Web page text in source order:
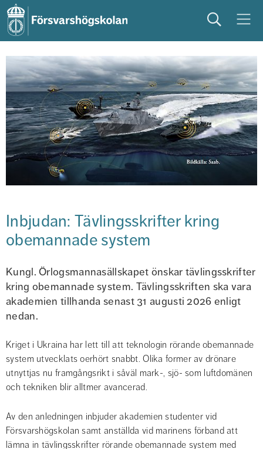
Sök Meny
studera på campus studentliv
Inbjudan: Tävlingsskrifter kring
obemannade system
Kungl. Örlogsmannasällskapet önskar tävlingsskrifter
kring obemannade system. Tävlingsskriften ska vara
akademien tillhanda senast 31 augusti 2026 enligt
nedan.
Kriget i Ukraina har lett till att teknologin rörande obemannade
system utvecklats oerhört snabbt. Olika former av drönare
utnyttjas nu framgångsrikt i såväl mark-, sjö- som luftdomänen
och tekniken blir alltmer avancerad.
Av den anledningen inbjuder akademien studenter vid
Försvarshögskolan samt anställda vid marinens förband att
lämna in tävlingsskrifter rörande obemannade system med